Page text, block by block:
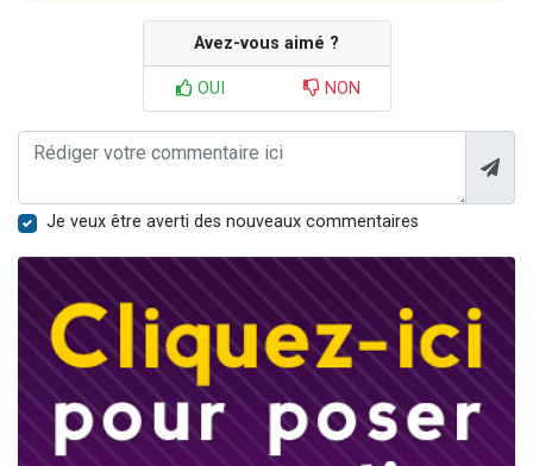
Avez-vous aimé ?
OUI NON
Je veux être averti des nouveaux commentaires